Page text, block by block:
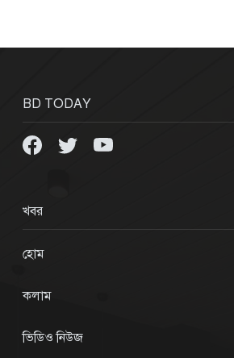
BD TODAY
খবর
হোম
কলাম
ভিডিও নিউজ